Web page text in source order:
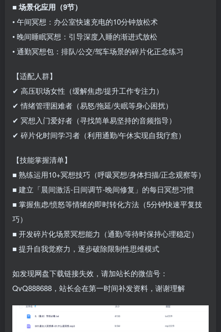
■场景化应用（9节）
• 午间冥想：办公室快速充电的10分钟放松术
• 晚间睡眠冥想：引导深度入睡的渐进式放松
• 通勤冥想包：排队/公交/驾车场景的碎片化正念练习
【适配人群】
✔ 高压职场女性（缓解焦虑/提升工作专注力）
✔ 情绪管理困难者（易怒/拖延/失眠等身心困扰）
✔ 冥想入门爱好者（寻找简单易坚持的音频指导）
✔ 碎片化时间学习者（利用通勤/午休实现自我疗愈）
【技能掌握清单】
■ 熟练运用10+冥想技巧（呼吸冥想/身体扫描/正念观察等）
■ 建立「晨间激活-日间调节-晚间修复」的每日冥想习惯
■ 掌握焦虑/愤怒等情绪的即时转化方法（5分钟快速平复技
巧）
■ 开发碎片化场景冥想能力（通勤/等待时保持心理稳定）
■ 提升自我觉察力，逐步破除限制性思维模式
如发现网盘下载链接失效，请加站长的微信号：
QvQ888688，站长会在第一时间补发资料，谢谢理解